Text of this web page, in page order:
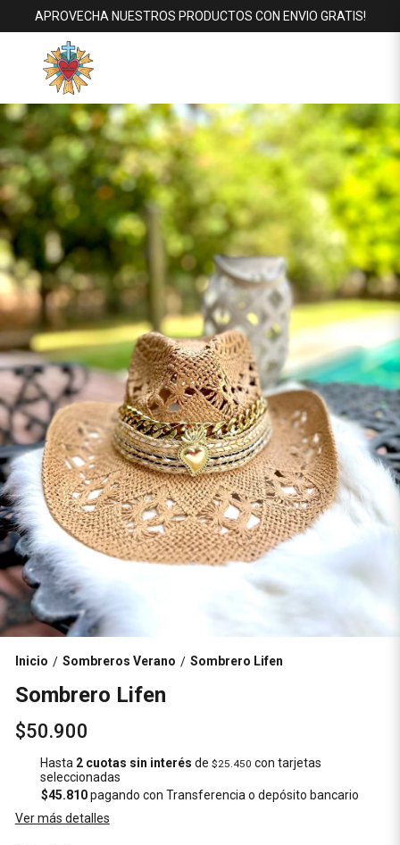
APROVECHA NUESTROS PRODUCTOS CON ENVIO GRATIS!
Inicio / Sombreros Verano / Sombrero Lifen
Sombrero Lifen
$50.900
Hasta 2 cuotas sin interés de $25.450 con tarjetas
seleccionadas
$45.810pagando con Transferencia o depósito bancario
Ver más detalles